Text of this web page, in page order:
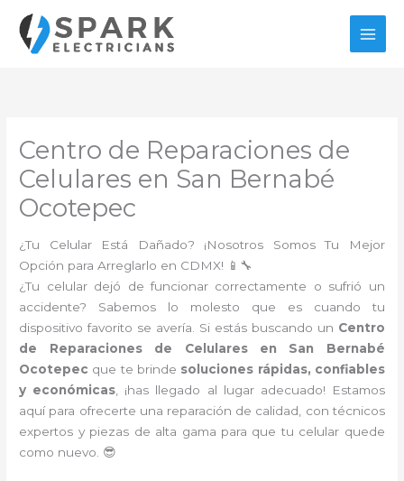
contenido
Centro de Reparaciones de
Celulares en San Bernabé
Ocotepec
¿Tu Celular Está Dañado? ¡Nosotros Somos Tu Mejor
Opción para Arreglarlo en CDMX! 📱🔧
¿Tu celular dejó de funcionar correctamente o sufrió un
accidente? Sabemos lo molesto que es cuando tu
dispositivo favorito se avería. Si estás buscando un Centro
de Reparaciones de Celulares en San Bernabé
Ocotepec que te brinde soluciones rápidas, confiables
y económicas, ¡has llegado al lugar adecuado! Estamos
aquí para ofrecerte una reparación de calidad, con técnicos
expertos y piezas de alta gama para que tu celular quede
como nuevo. 😎